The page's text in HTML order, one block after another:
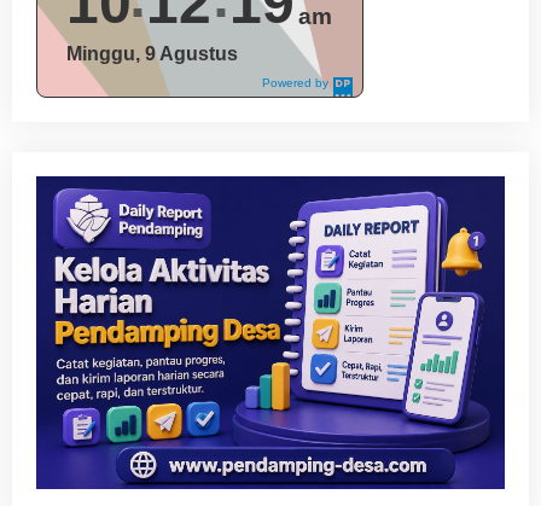
Powered by
DaysPedia.c
am
Minggu, 9 Agustus